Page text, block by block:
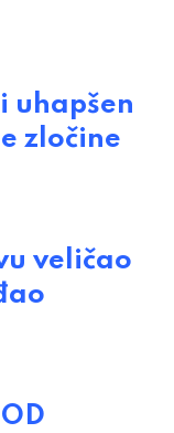
uhapšen
zločine
veličao